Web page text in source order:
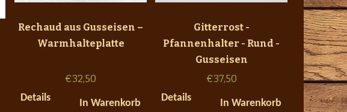
Rechaud aus Gusseisen –
Warmhalteplatte
€32,50
Details
In Warenkorb
Gitterrost -
Pfannenhalter - Rund -
Gusseisen
€37,50
Details
In Warenkorb